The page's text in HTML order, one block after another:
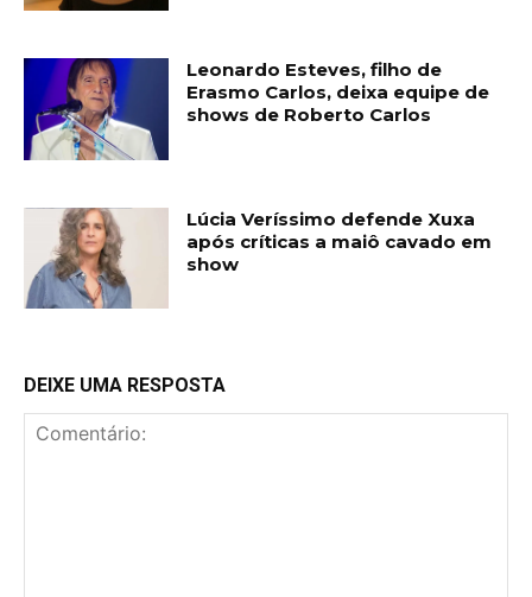
Leonardo Esteves, filho de
Erasmo Carlos, deixa equipe de
shows de Roberto Carlos
Lúcia Veríssimo defende Xuxa
após críticas a maiô cavado em
show
DEIXE UMA RESPOSTA